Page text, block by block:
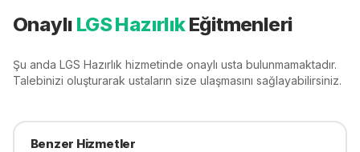
Onaylı LGS HazırlıkEğitmenleri
Şu anda LGS Hazırlık hizmetinde onaylı usta bulunmamaktadır.
Talebinizi oluşturarak ustaların size ulaşmasını sağlayabilirsiniz.
Benzer Hizmetler